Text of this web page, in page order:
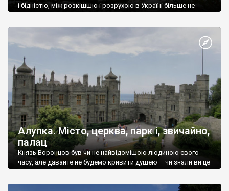
і бідністю, між розкішшю і розрухою в Україні більше не
Алупка. Місто, церква, парк і, звичайно,
палац
Князь Воронцов був чи не найвідомішою людиною свого
часу, але давайте не будемо кривити душею – чи знали ви це